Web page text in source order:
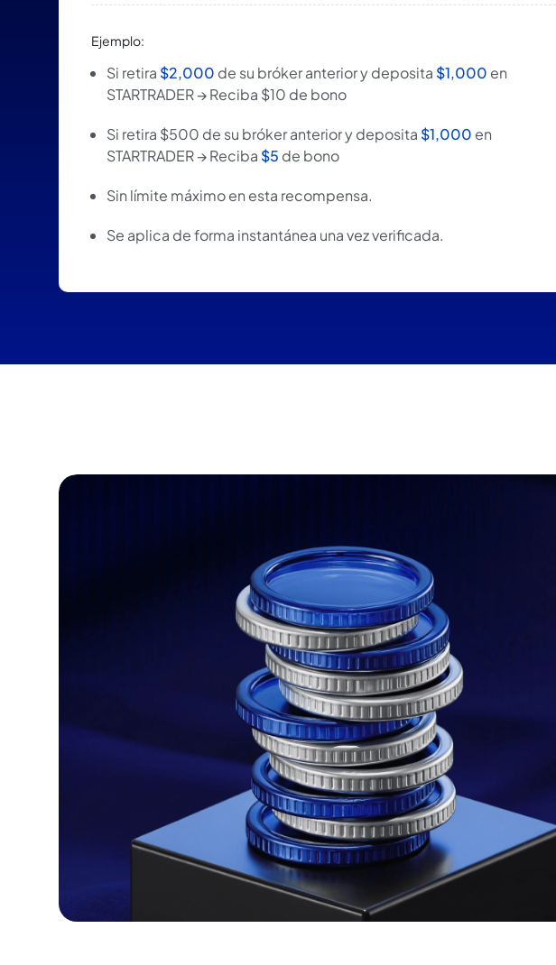
Ejemplo:
Si retira $2,000 de su bróker anterior y deposita $1,000 en
STARTRADER → Reciba $10 de bono
Si retira $500 de su bróker anterior y deposita $1,000 en
STARTRADER → Reciba $5 de bono
Sin límite máximo en esta recompensa.
Se aplica de forma instantánea una vez verificada.